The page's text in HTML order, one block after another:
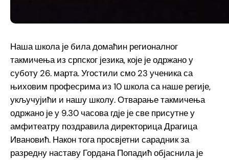
Наша школа је била домаћин регионалног
такмичења из српског језика, које је одржано у
суботу 26. марта. Угостили смо 23 ученика са
њиховим професрима из 10 школа са наше регије,
укључујићи и нашу школу. Отварање такмичења
одржано је у 9.30 часова гдје је све присутне у
амфитеатру поздравила директорица Драгица
Ивановић. Након тога просвјетни сарадник за
разредну наставу Гордана Попадић објаснила је